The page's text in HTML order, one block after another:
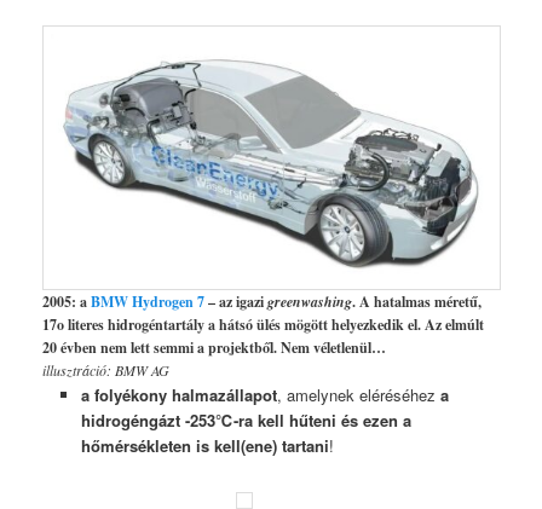
2005: aBMW Hydrogen 7– az igazigreenwashing. A hatalmas méretű,
17o literes hidrogéntartály a hátsó ülés mögött helyezkedik el. Az elmúlt
20 évben nem lett semmi a projektből. Nem véletlenül…
illusztráció: BMW AG
a folyékony halmazállapot, amelynek eléréséhez a
hidrogéngázt -253℃-ra kell hűteni és ezen a
hőmérsékleten is kell(ene) tartani!